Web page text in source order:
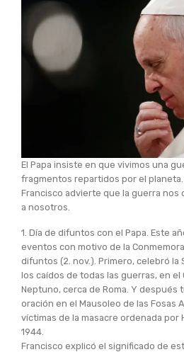
El Papa insiste en que vivimos una
fragmentos repartidos por el
Francisco advierte que la guerra nos
a nosotros.
1. Día de difuntos con el Papa. Este
eventos con motivo de la
difuntos (2. nov.). Primero, celebró la
los caídos de todas las guerras, en
Neptuno, cerca de Roma. Y después
oración en el Mausoleo de las Fosas
víctimas de la masacre ordenada por
1944.
Francisco explicó el significado de